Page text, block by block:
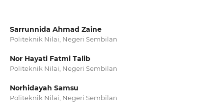
Sarrunnida Ahmad Zaine
Politeknik Nilai, Negeri Sembilan
Nor Hayati Fatmi Talib
Politeknik Nilai, Negeri Sembilan
Norhidayah Samsu
Politeknik Nilai, Negeri Sembilan